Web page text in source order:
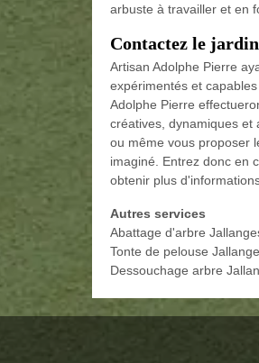
arbuste à travailler et en
Contactez le
Artisan Adolphe Pierre
expérimentés et
Adolphe Pierre
créatives, dynamiques et
ou même vous proposer
imaginé. Entrez donc en
obtenir plus
Autres services
Abattage d'arbre
Tonte de pelouse
Dessouchage arbre